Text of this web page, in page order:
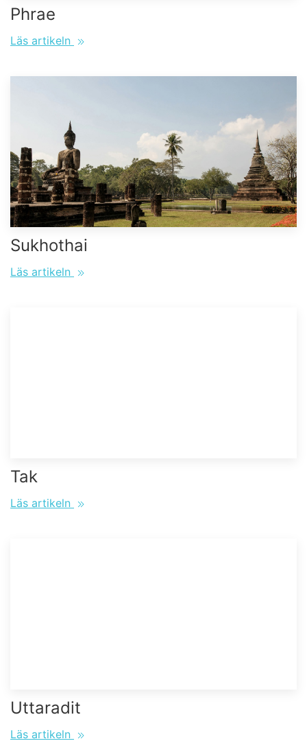
Phrae
Läs artikeln
Sukhothai
Läs artikeln
Tak
Läs artikeln
Uttaradit
Läs artikeln